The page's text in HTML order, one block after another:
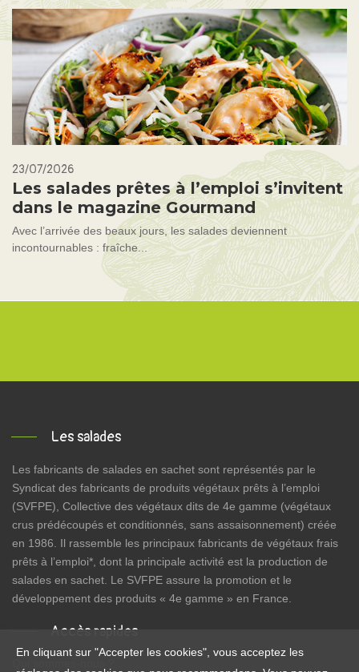
23/07/2026
Les salades prêtes à l’emploi s’invitent
dans le magazine Gourmand
Avec l’arrivée des beaux jours, les salades deviennent
incontournables : fraîche...
Les salades
Les fabricants de salades en sachet sont représentés par le
Syndicat des fabricants de produits végétaux prêts à l’emploi
(SVFPE), Collective des végétaux dits de 4e gamme (végétaux
crus prédécoupés et conditionnés, sans assaisonnement) créée
en 1986. Il rassemble les principaux fabricants de végétaux frais
prêts à l’emploi*, dont la principale activité est la production de
salades en sachet. Le SVFPE assure la promotion et le
développement des produits « 4e gamme » en France.
Accès rapides
En cliquant sur "Accepter les cookies", vous acceptez les